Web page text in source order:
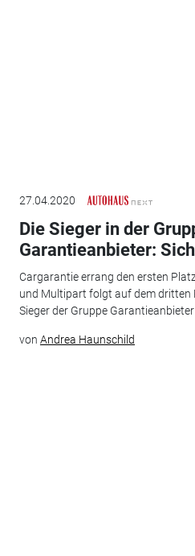
27.04.2020
Die Sieger in der
Garantieanbieter:
Cargarantie errang den ersten
und Multipart folgt auf dem dritten
Sieger der Gruppe
von Andrea Haunschild